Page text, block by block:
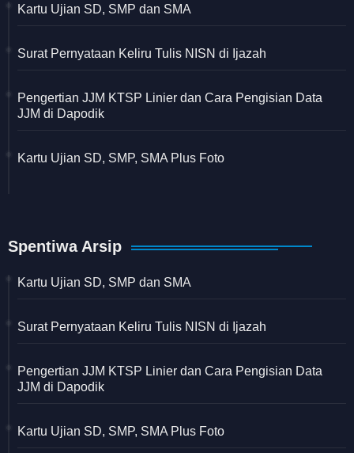
Kartu Ujian SD, SMP dan SMA
Surat Pernyataan Keliru Tulis NISN di Ijazah
Pengertian JJM KTSP Linier dan Cara Pengisian Data
JJM di Dapodik
Kartu Ujian SD, SMP, SMA Plus Foto
Spentiwa Arsip
Kartu Ujian SD, SMP dan SMA
Surat Pernyataan Keliru Tulis NISN di Ijazah
Pengertian JJM KTSP Linier dan Cara Pengisian Data
JJM di Dapodik
Kartu Ujian SD, SMP, SMA Plus Foto